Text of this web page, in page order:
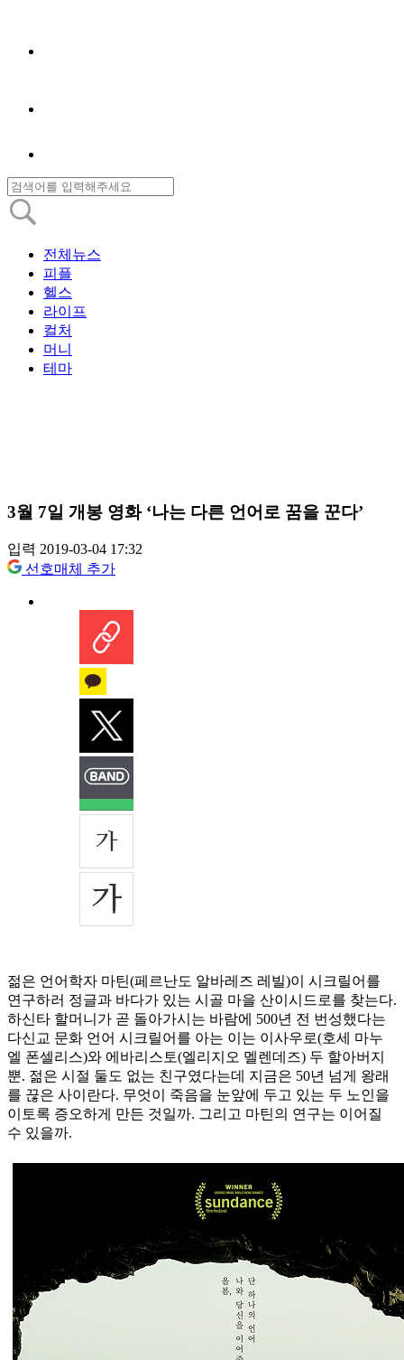
전체뉴스
피플
헬스
라이프
컬처
머니
테마
3월 7일 개봉 영화 ‘나는 다른 언어로 꿈을 꾼다’
입력 2019-03-04 17:32
선호매체 추가
젊은 언어학자 마틴(페르난도 알바레즈 레빌)이 시크릴어를
연구하러 정글과 바다가 있는 시골 마을 산이시드로를 찾는다.
하신타 할머니가 곧 돌아가시는 바람에 500년 전 번성했다는
다신교 문화 언어 시크릴어를 아는 이는 이사우로(호세 마누
엘 폰셀리스)와 에바리스토(엘리지오 멜렌데즈) 두 할아버지
뿐. 젊은 시절 둘도 없는 친구였다는데 지금은 50년 넘게 왕래
를 끊은 사이란다. 무엇이 죽음을 눈앞에 두고 있는 두 노인을
이토록 증오하게 만든 것일까. 그리고 마틴의 연구는 이어질
수 있을까.